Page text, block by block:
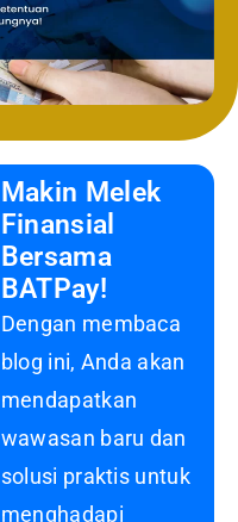
Makin Melek
Finansial
Bersama
BATPay!
Dengan membaca
blog ini, Anda akan
mendapatkan
wawasan baru dan
solusi praktis untuk
menghadapi